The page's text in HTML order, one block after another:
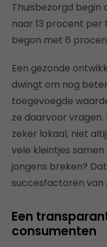
Thuisbezorgd begin
naar 13 procent
begon met 6
Een gezonde
dwingt om nog
toegevoegde
ze daarvoor
zeker lokaal, niet
vele kleintjes
jongens breken?
succesfactoren
Een
consumenten